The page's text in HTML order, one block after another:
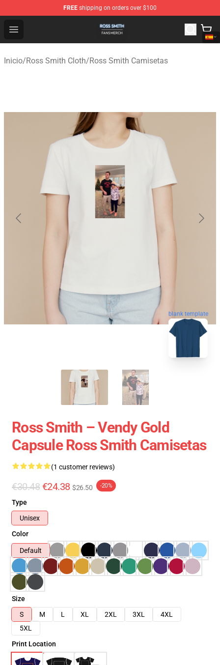
FREE shipping on orders over $100
Open menu
Ross Smith Shop - Official Ross Smith Merchandise
Inicio/Ross Smith Cloth/Ross Smith Camisetas
blank template
Ross Smith – Vendy Gold
Capsule Ross Smith Camisetas
(1 customer reviews)
€30.48 €24.38 $26.50 -20%
Type
Unisex
Color
Default
Size
S
M L XL 2XL 3XL
4XL
5XL
Print Location